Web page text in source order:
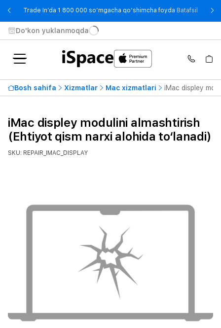
Trade In’da 1 800 000 so‘mgacha qo‘shimcha foyda Batafsil -
Do'kon yuklanmoqda
Bosh sahifa Xizmatlar Mac xizmatlari iMac displey
iMac displey modulini almashtirish
(Ehtiyot qism narxi alohida to‘lanadi)
SKU: REPAIR_IMAC_DISPLAY